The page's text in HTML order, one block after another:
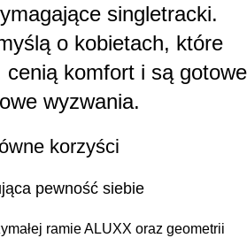
singletracki.
o kobietach, które
cenią komfort i są gotowe
wyzwania.
korzyści
pewność siebie
ramie ALUXX oraz geometrii